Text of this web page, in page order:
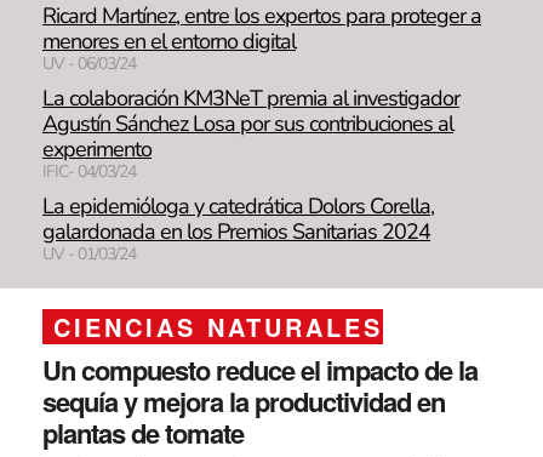
Ricard Martínez, entre los expertos para proteger a
menores en el entorno digital
UV - 06/03/24
La colaboración KM3NeT premia al investigador
Agustín Sánchez Losa por sus contribuciones al
experimento
IFIC- 04/03/24
La epidemióloga y catedrática Dolors Corella,
galardonada en los Premios Sanitarias 2024
UV - 01/03/24
CIENCIAS NATURALES
Un compuesto reduce el impacto de la
sequía y mejora la productividad en
plantas de tomate